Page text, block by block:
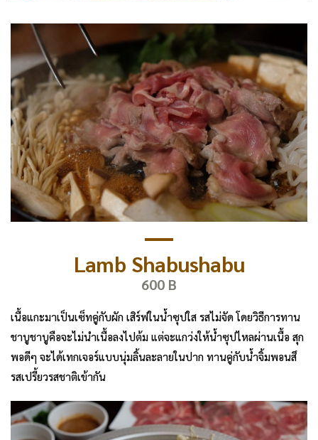
Lamb Shabushabu
600 B
เนื้อแกะมาเป็นเซ็ทคู่กับผัก เสิร์ฟในน้ำซุปใส รสไม่จัด โดยวิธีการทาน
ชาบูชาบูคือจะไม่นำเนื้อลงไปต้ม แต่จะแกว่งให้น้ำซุปไหลผ่านเนื้อ สุก
พอดีๆ จะได้เทกเจอร์แบบนุ่มลิ้นละลายในปาก ทานคู่กับน้ำจิ้มพอนสึ
รสเปรี้ยวรสชาติเข้ากัน